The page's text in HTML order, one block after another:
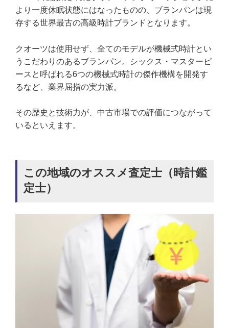
より一度休眠状態にはなったものの、ブランパンは現
存する世界最古の高級時計ブランドとなります。
クオーツは使用せず、全てのモデルが機械式時計とい
うこだわりのあるブランパン。シックス・マスターピ
ースと呼ばれる6つの機械式時計の傑作機構を開発す
るなど、業界屈指の実力派。
その歴史と技術力が、中古市場での評価につながって
いるといえます。
この地域のオススメ査定士（時計鑑
定士）